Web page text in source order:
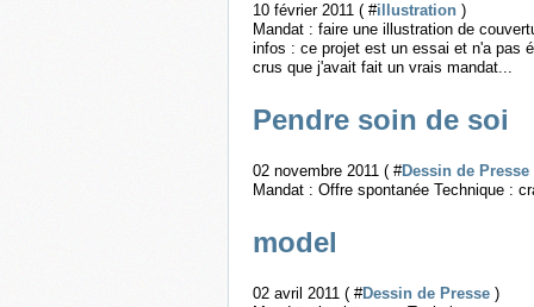
10 février 2011 ( #illustration )
Mandat : faire une illustration de
infos : ce projet est un essai et n'a pas
crus que j'avait fait un vrais mandat...
Pendre soin de soi
02 novembre 2011 ( #Dessin de Presse
Mandat : Offre spontanée Technique :
model
02 avril 2011 ( #Dessin de Presse )